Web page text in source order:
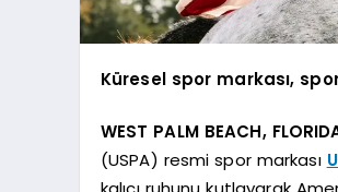
Küresel spor markası,
WEST PALM BEACH,
(USPA) resmi spor markası